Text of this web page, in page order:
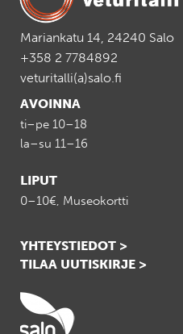
Mariankatu 14, 24240 Salo
+358 2 7784892
veturitalli(a)salo.fi
AVOINNA
ti–pe 10–18
la–su 11–16
LIPUT
0–10€, Museokortti
YHTEYSTIEDOT >
TILAA UUTISKIRJE >